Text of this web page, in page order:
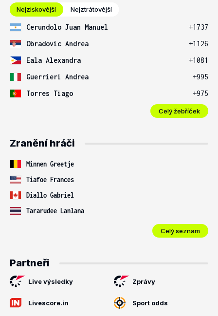
Nejziskovější Nejztrátovější
Cerundolo Juan Manuel
+1737
Obradovic Andrea
+1126
Eala Alexandra
+1081
Guerrieri Andrea
+995
Torres Tiago
+975
Celý žebříček
Zranění hráči
Minnen Greetje
Tiafoe Frances
Diallo Gabriel
Tararudee Lanlana
Celý seznam
Partneři
Live výsledky Zprávy
Livescore.in Sport odds